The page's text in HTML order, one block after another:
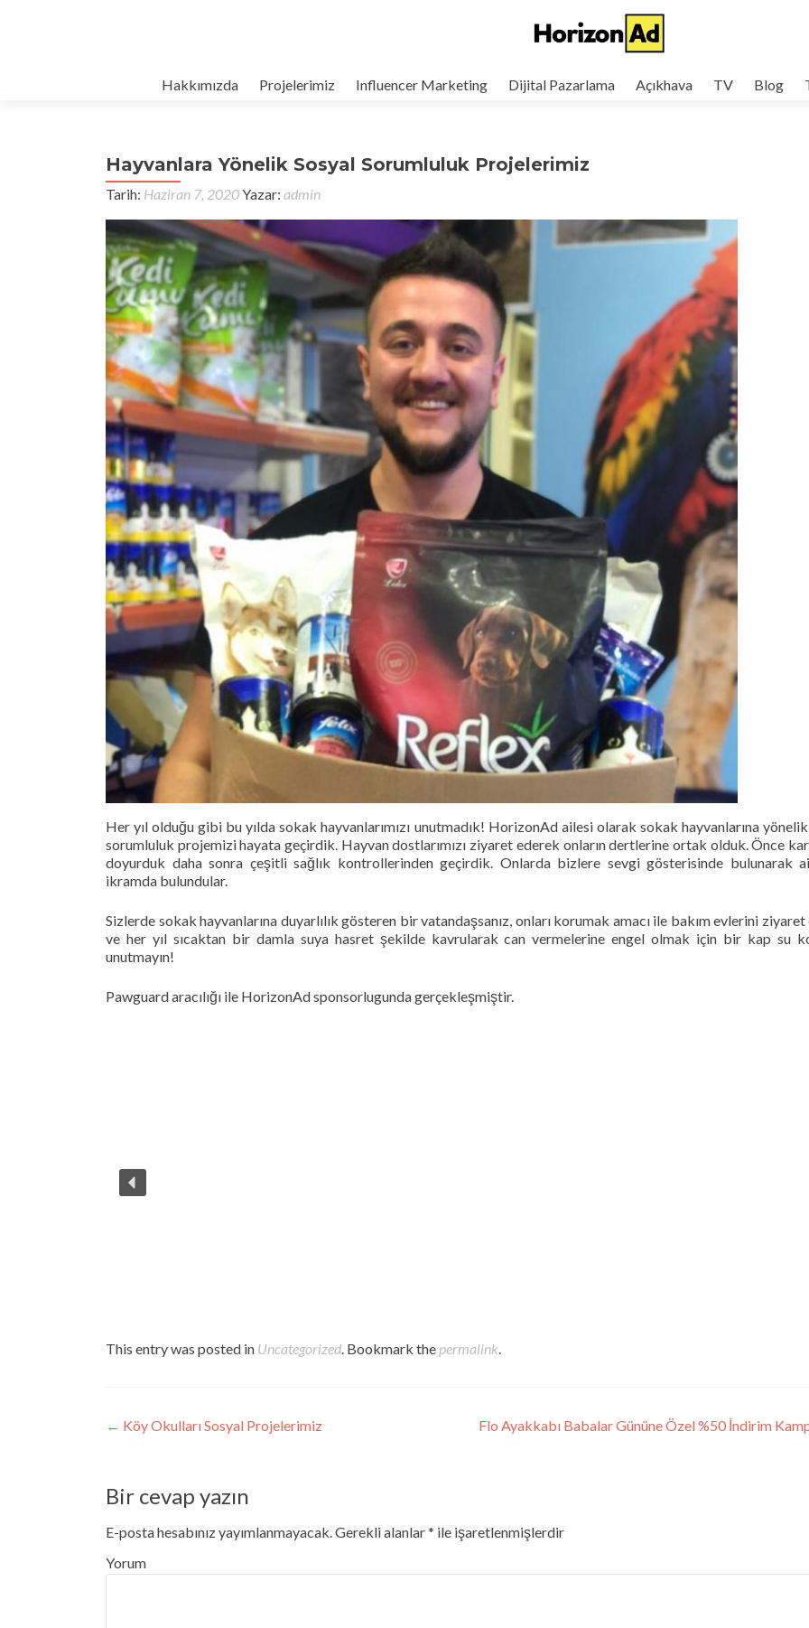
Hakkımızda Projelerimiz Influencer Marketing Dijital Pazarlama Açıkhava TV Blog
Hayvanlara Yönelik Sosyal Sorumluluk Projelerimiz
Tarih: Haziran 7, 2020Yazar: admin
Her yıl olduğu gibi bu yılda sokak hayvanlarımızı unutmadık! HorizonAd ailesi olarak sokak hayvanlarına
sorumluluk projemizi hayata geçirdik. Hayvan dostlarımızı ziyaret ederek onların dertlerine ortak olduk. Önce
doyurduk daha sonra çeşitli sağlık kontrollerinden geçirdik. Onlarda bizlere sevgi gösterisinde bulunarak
ikramda bulundular.
Sizlerde sokak hayvanlarına duyarlılık gösteren bir vatandaşsanız, onları korumak amacı ile bakım evlerini
ve her yıl sıcaktan bir damla suya hasret şekilde kavrularak can vermelerine engel olmak için bir kap su
unutmayın!
Pawguard aracılığı ile HorizonAd sponsorlugunda gerçekleşmiştir.
This entry was posted in Uncategorized . Bookmark the permalink
Post navigation
← Köy Okulları Sosyal Projelerimiz
Flo Ayakkabı Babalar Gününe Özel %50 İndirim
Bir cevap yazın
E-posta hesabınız yayımlanmayacak. Gerekli alanlar* ile işaretlenmişlerdir
Yorum